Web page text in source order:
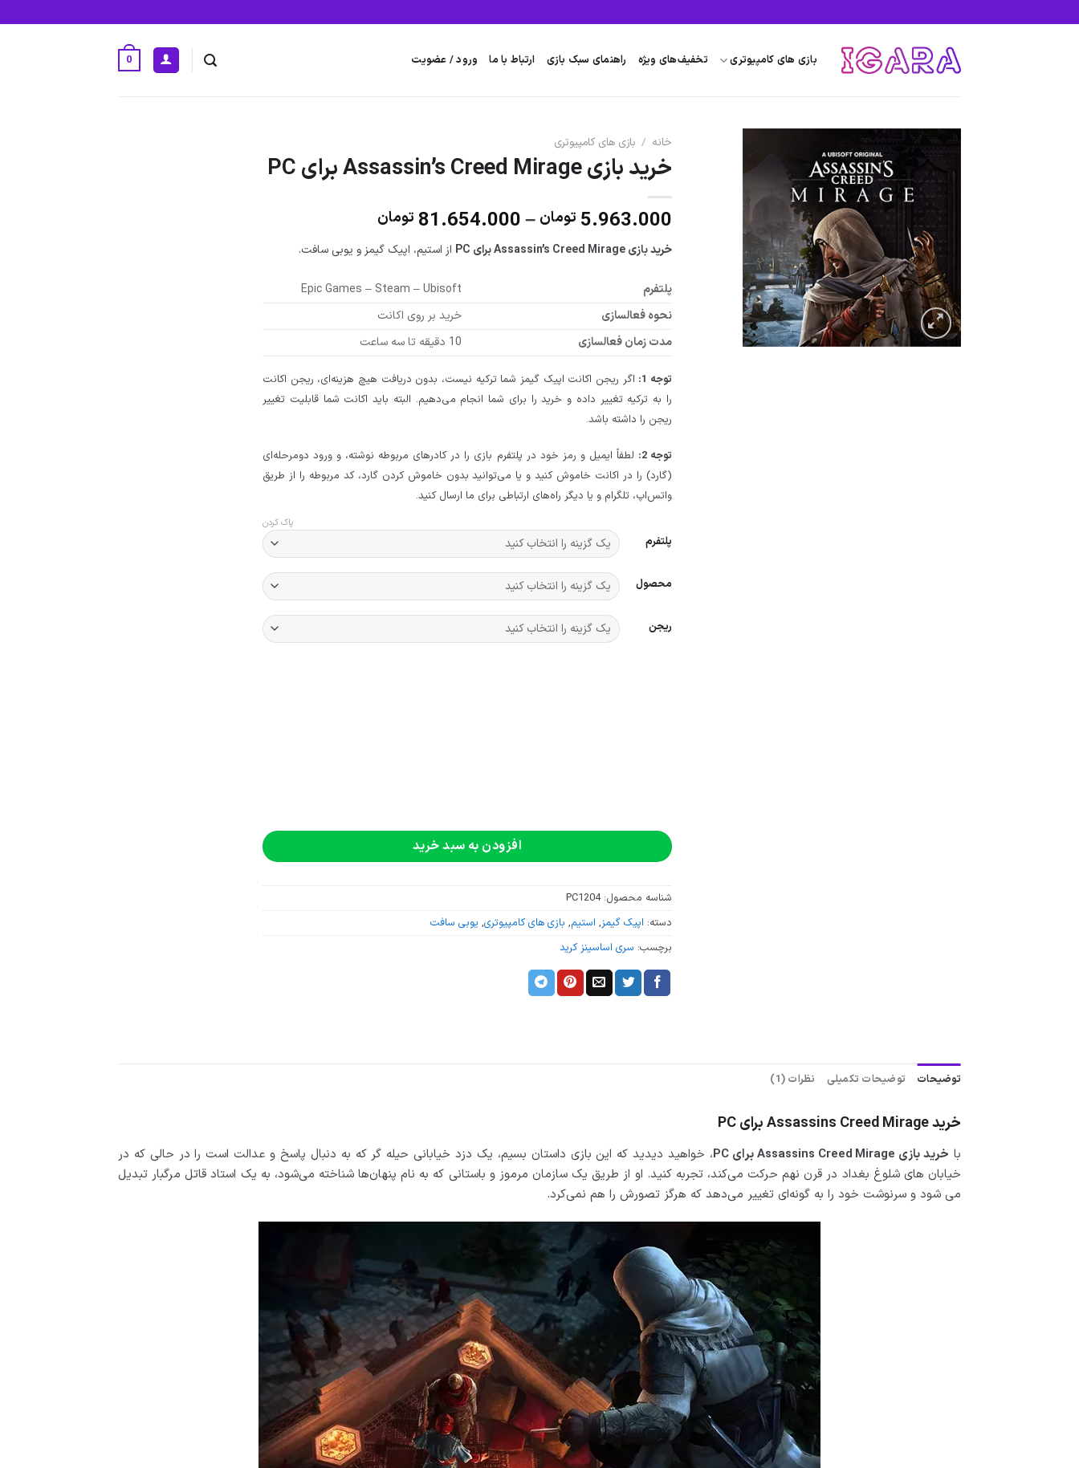
to
بازی های کامپیوتری تخفیف‌های ویژه راهنمای سبک بازی ارتباط با ما ورود / عضویت 0
خانه / بازی های کامپیوتری
خرید بازی Assassin’s Creed Mirage برای PC
5.963.000 تومان –
81.654.000 تومان
تا
81.654.000 تومان
خرید بازی Assassin’s Creed Mirage برای PC از استیم، اپیک گیمز و یوبی سافت.
پلتفرم
Epic Games – Steam – Ubisoft
نحوه فعالسازی
خرید بر روی اکانت
مدت زمان فعالسازی
10 دقیقه تا سه ساعت
توجه 1:
اگر ریجن اکانت اپیک گیمز شما ترکیه نیست، بدون دریافت هیچ هزینه‌ای، ریجن اکانت
را به ترکیه تغییر داده و خرید را برای شما انجام می‌دهیم. البته باید اکانت شما قابلیت تغییر
ریجن را داشته باشد.
توجه 2:
لطفاً ایمیل و رمز خود در پلتفرم بازی را در کادرهای مربوطه نوشته، و ورود دومرحله‌ای
(گارد) را در اکانت خاموش کنید و یا می‌توانید بدون خاموش کردن گارد، کد مربوطه را از طریق
واتس‌اپ، تلگرام و یا دیگر راه‌های ارتباطی برای ما ارسال کنید.
پلتفرم
محصول
ریجن
پاک کردن
افزودن به سبد خرید
شناسه محصول:PC1204
دسته: اپیک گیمز, استیم, بازی های کامپیوتری, یوبی سافت
برچسب: سری اساسینز کرید
توضیحات توضیحات تکمیلی نظرات (1)
خرید Assassins Creed Mirage برای PC
با خرید بازی Assassins Creed Mirage برای PC
، خواهید دیدید که این بازی داستان بسیم، یک دزد خیابانی حیله گر که به دنبال پاسخ و عدالت است را در حالی که در
خیابان های شلوغ بغداد در قرن نهم حرکت می‌کند، تجربه کنید. او از طریق یک سازمان مرموز و باستانی که به نام پنهان‌ها شناخته می‌شود، به یک استاد قاتل مرگبار تبدیل
می شود و سرنوشت خود را به گونه‌ای تغییر می‌دهد که هرگز تصورش را هم نمی‌کرد.